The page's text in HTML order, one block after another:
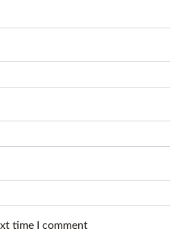
time I comment